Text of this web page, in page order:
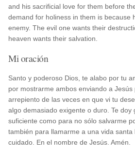
and his sacrificial love for them before
demand for holiness in them is because
enemy. The evil one wants their
heaven wants their salvation.
Mi oración
Santo y poderoso Dios, te alabo por tu
por mostrarme ambos enviando a
arrepiento de las veces en que vi tu
algo demasiado exigente o duro. Te doy
suficiente como para no sólo salvarme
también para llamarme a una vida
cuidado. En el nombre de Jesús. Amén.